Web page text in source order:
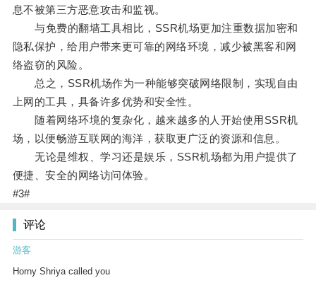
息不被第三方恶意攻击和监视。
与免费的翻墙工具相比，SSR机场更加注重数据加密和
隐私保护，给用户带来更可靠的网络环境，减少被黑客和网
络盗窃的风险。
总之，SSR机场作为一种能够突破网络限制，实现自由
上网的工具，具备许多优势和安全性。
随着网络环境的复杂化，越来越多的人开始使用SSR机
场，以便畅游互联网的海洋，获取更广泛的资源和信息。
无论是维权、学习还是娱乐，SSR机场都为用户提供了
便捷、安全的网络访问体验。
#3#
评论
游客
Horny Shriya called you